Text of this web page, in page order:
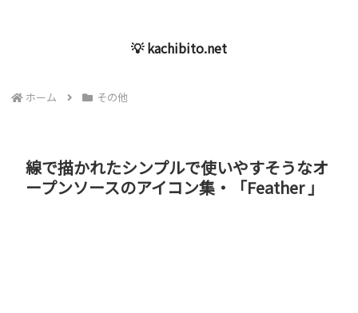
💡 kachibito.net
ホーム その他
線で描かれたシンプルで使いやすそうなオ
ープンソースのアイコン集・「Feather 」